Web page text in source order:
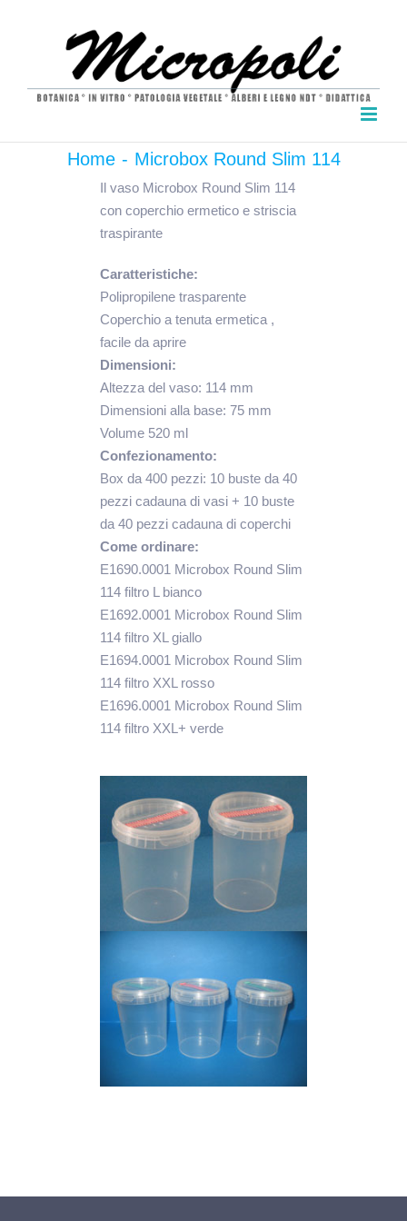
Home Microbox Round Slim 114
Il vaso Microbox Round Slim 114
con coperchio ermetico e striscia
traspirante
Caratteristiche:
Polipropilene trasparente
Coperchio a tenuta ermetica ,
facile da aprire
Dimensioni:
Altezza del vaso: 114 mm
Dimensioni alla base: 75 mm
Volume 520 ml
Confezionamento:
Box da 400 pezzi: 10 buste da 40
pezzi cadauna di vasi + 10 buste
da 40 pezzi cadauna di coperchi
Come ordinare:
E1690.0001 Microbox Round Slim
114 filtro L bianco
E1692.0001 Microbox Round Slim
114 filtro XL giallo
E1694.0001 Microbox Round Slim
114 filtro XXL rosso
E1696.0001 Microbox Round Slim
114 filtro XXL+ verde